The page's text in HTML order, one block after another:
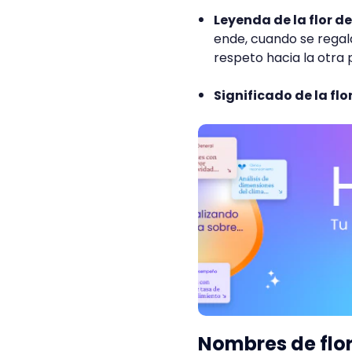
Leyenda de la flor
ende, cuando se
respeto hacia la otra
Significado de la
Nombres de